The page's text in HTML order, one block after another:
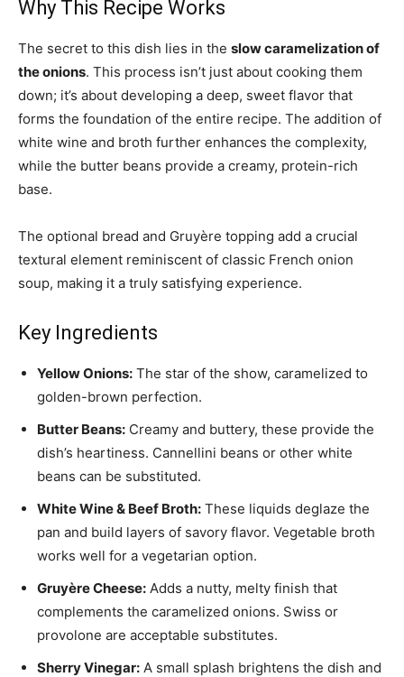
Why This Recipe Works
The secret to this dish lies in the slow caramelization of
the onions. This process isn’t just about cooking them
down; it’s about developing a deep, sweet flavor that
forms the foundation of the entire recipe. The addition of
white wine and broth further enhances the complexity,
while the butter beans provide a creamy, protein-rich
base.
The optional bread and Gruyère topping add a crucial
textural element reminiscent of classic French onion
soup, making it a truly satisfying experience.
Key Ingredients
Yellow Onions: The star of the show, caramelized to
golden-brown perfection.
Butter Beans: Creamy and buttery, these provide the
dish’s heartiness. Cannellini beans or other white
beans can be substituted.
White Wine & Beef Broth: These liquids deglaze the
pan and build layers of savory flavor. Vegetable broth
works well for a vegetarian option.
Gruyère Cheese: Adds a nutty, melty finish that
complements the caramelized onions. Swiss or
provolone are acceptable substitutes.
Sherry Vinegar: A small splash brightens the dish and